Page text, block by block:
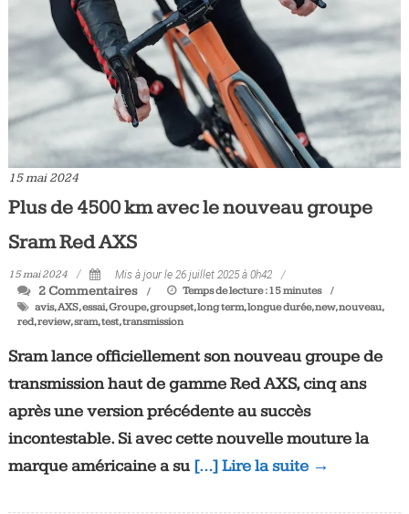
15 mai 2024
Plus de 4500 km avec le nouveau groupe
Sram Red AXS
15 mai 2024 Mis à jour le 26 juillet 2025 à 0h42
2 Commentaires Temps de lecture : 15minutes
avis,AXS,essai,Groupe,groupset,long term,longue durée,new,nouveau,
red,review,sram,test,transmission
Sram lance officiellement son nouveau groupe de
transmission haut de gamme Red AXS, cinq ans
après une version précédente au succès
incontestable. Si avec cette nouvelle mouture la
marque américaine a su […] Lire la suite →